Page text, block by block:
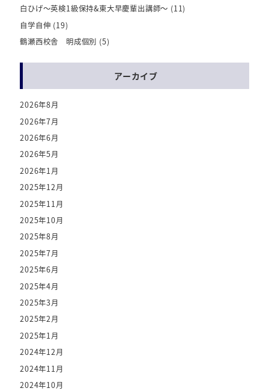
白ひげ～英検1級保持&東大早慶輩出講師～ (11)
自学自伸 (19)
鶴瀬西校舎 明成個別 (5)
アーカイブ
2026年8月
2026年7月
2026年6月
2026年5月
2026年1月
2025年12月
2025年11月
2025年10月
2025年8月
2025年7月
2025年6月
2025年4月
2025年3月
2025年2月
2025年1月
2024年12月
2024年11月
2024年10月